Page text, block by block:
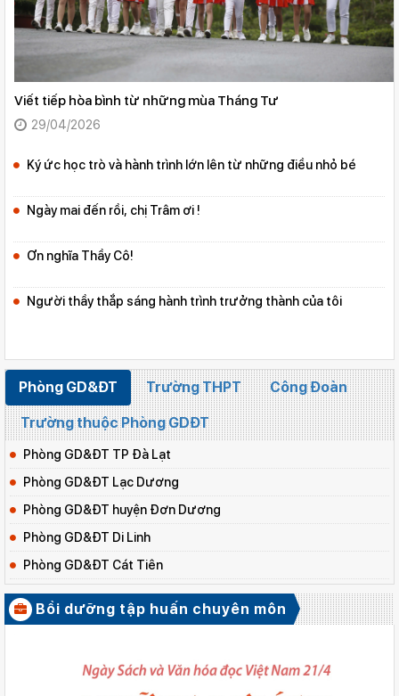
Viết tiếp hòa bình từ những mùa Tháng Tư
29/04/2026
Ký ức học trò và hành trình lớn lên từ những điều nhỏ bé
Ngày mai đến rồi, chị Trâm ơi !
Ơn nghĩa Thầy Cô!
Người thầy thắp sáng hành trình trưởng thành của tôi
Phòng GD&ĐT Trường THPT Công Đoàn
Trường thuộc Phòng GDĐT
Phòng GD&ĐT TP Đà Lạt
Phòng GD&ĐT Lạc Dương
Phòng GD&ĐT huyện Đơn Dương
Phòng GD&ĐT Di Linh
Phòng GD&ĐT Cát Tiên
Phòng GD&ĐT Lâm Hà
Phòng GD&ĐT huyện Đạ Huoai
Phòng GD&ĐT huyện Bảo Lâm
Bồi dưỡng tập huấn chuyên môn